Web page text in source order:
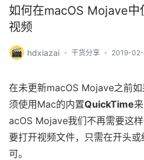
如何在macOS Mojave
视频
hdxiazai 干货分享 2019-
在未更新macOS Mojave之前
须使用Mac的内置QuickTime
acOS Mojave我们不再需要这
要打开视频文件，只需在开头
可。